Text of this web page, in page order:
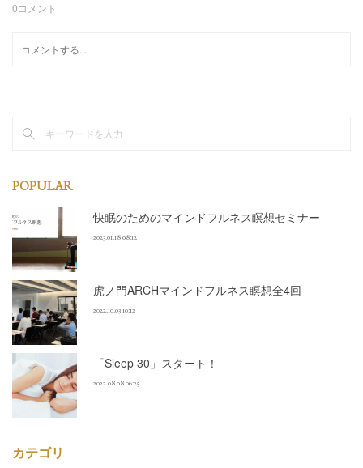
0コメント
POPULAR
快眠のためのマインドフルネス瞑想セミナー
2023.01.18 08:12
虎ノ門ARCHマインドフルネス瞑想全4回
2022.10.03 10:12
「Sleep 30」スタート！
2022.08.08 06:25
カテゴリ